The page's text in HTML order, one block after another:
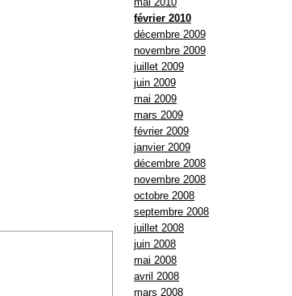
février 2010
décembre 2009
novembre 2009
juillet 2009
juin 2009
mai 2009
mars 2009
février 2009
janvier 2009
décembre 2008
novembre 2008
octobre 2008
septembre 2008
juillet 2008
juin 2008
mai 2008
avril 2008
mars 2008